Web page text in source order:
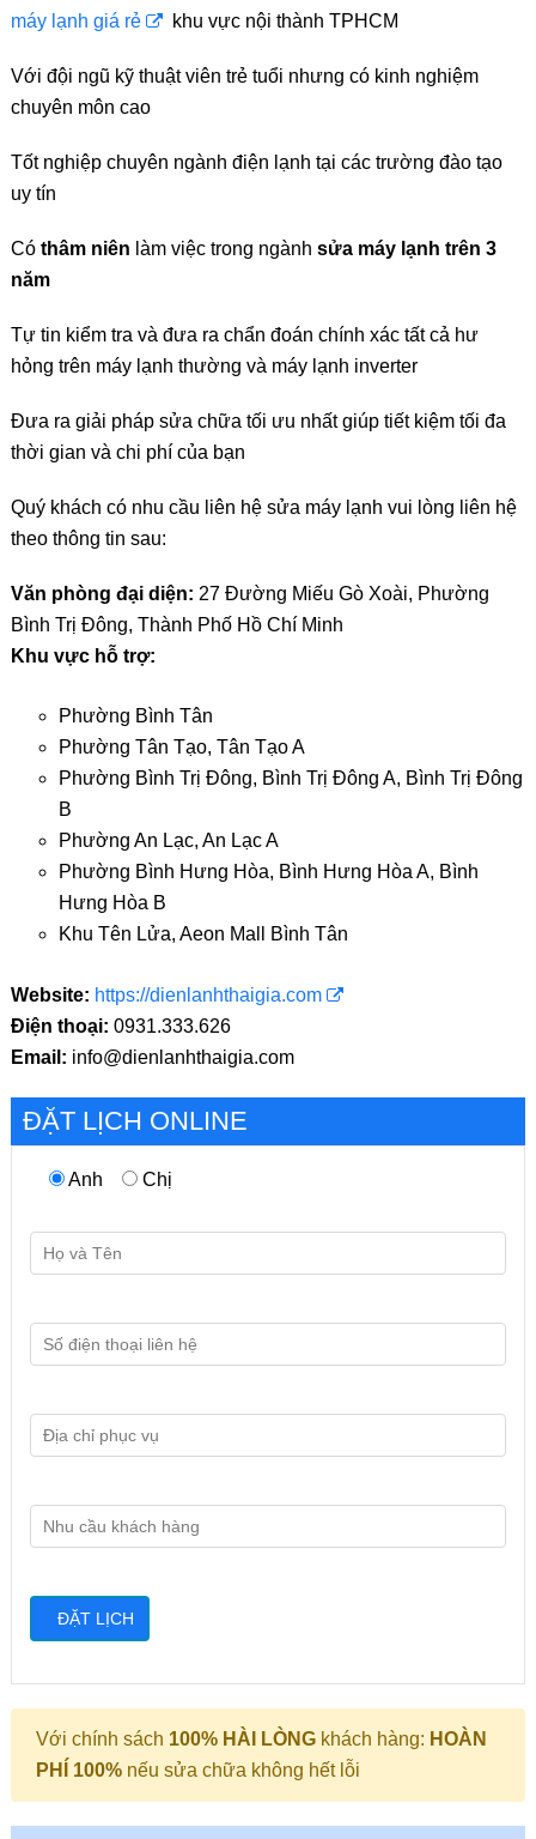
máy lạnh giá rẻ khu vực nội thành TPHCM
Với đội ngũ kỹ thuật viên trẻ tuổi nhưng có kinh nghiệm
chuyên môn cao
Tốt nghiệp chuyên ngành điện lạnh tại các trường đào tạo
uy tín
Có thâm niên làm việc trong ngành sửa máy lạnh trên 3
năm
Tự tin kiểm tra và đưa ra chẩn đoán chính xác tất cả hư
hỏng trên máy lạnh thường và máy lạnh inverter
Đưa ra giải pháp sửa chữa tối ưu nhất giúp tiết kiệm tối đa
thời gian và chi phí của bạn
Quý khách có nhu cầu liên hệ sửa máy lạnh vui lòng liên hệ
theo thông tin sau:
Văn phòng đại diện: 27 Đường Miếu Gò Xoài, Phường
Bình Trị Đông, Thành Phố Hồ Chí Minh
Khu vực hỗ trợ:
Phường Bình Tân
Phường Tân Tạo, Tân Tạo A
Phường Bình Trị Đông, Bình Trị Đông A, Bình Trị Đông
B
Phường An Lạc, An Lạc A
Phường Bình Hưng Hòa, Bình Hưng Hòa A, Bình
Hưng Hòa B
Khu Tên Lửa, Aeon Mall Bình Tân
Website: https://dienlanhthaigia.com
Điện thoại: 0931.333.626
Email: info@dienlanhthaigia.com
ĐẶT LỊCH ONLINE
Anh Chị
Với chính sách 100% HÀI LÒNGkhách hàng: HOÀN
PHÍ 100%nếu sửa chữa không hết lỗi